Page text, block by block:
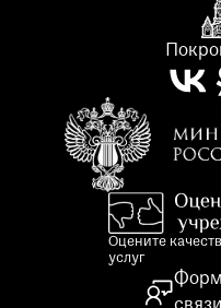
Оцените
услуг